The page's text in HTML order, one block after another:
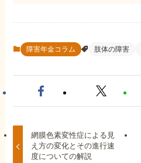
障害年金コラム 肢体の障害
網膜色素変性症による見
え方の変化とその進行速
度についての解説